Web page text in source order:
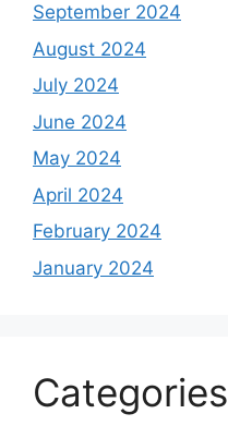
September 2024
August 2024
July 2024
June 2024
May 2024
April 2024
February 2024
January 2024
Categories